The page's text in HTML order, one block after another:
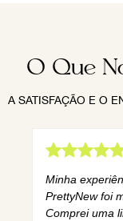
O Que
A SATISFAÇÃO E O
Minha
PrettyNew foi
Comprei uma